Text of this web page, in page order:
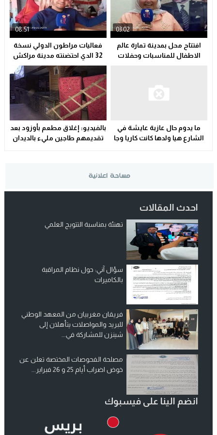
03:02
افتتاح محل بمدينة تمارة عالم
الاطفال للمناسبات وحفلات
08:51
فعاليات مراطون الدولي نسخة
32 الدي احتضنته مدينة مراكش
الحمراء
ما يدوم حال عازبة عايشة في
الشارع هيا ولدها كانت كاريا وجا
بالفيديو: إغلاق مطعم بأوزود بعد
تقديمهم طاجين مليء بالديدان
احدث المقالات
تهنئة بمناسبة التتويج العلمي
سؤال آني: حول نظام المراقبة
بالكاميرات
فريقان مغربيان من المعهد الوطني
للبريد والمواصلات يتأهلان إلى
شينزن للمشاركة في...
مصلحة الفحوصات المختصة تعلن عن
خوض اضراب أيام 25 و 26 فبراير...
انضم الينا على فيسبوك